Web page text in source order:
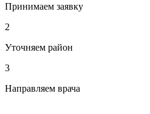
Принимаем заявку
2
Уточняем район
3
Направляем врача